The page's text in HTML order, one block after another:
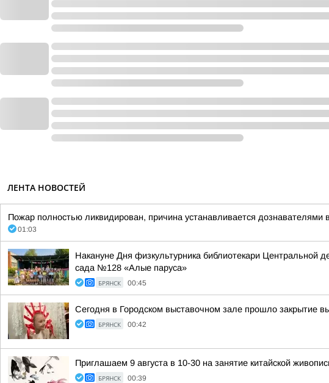
ЛЕНТА НОВОСТЕЙ
Пожар полностью ликвидирован, причина устанавливается дознавателями
01:03
Накануне Дня физкультурника библиотекари Центральной
сада №128 «Алые паруса»
БРЯНСК 00:45
Сегодня в Городском выставочном зале прошло закрытие
БРЯНСК 00:42
Приглашаем 9 августа в 10-30 на занятие китайской
БРЯНСК 00:39